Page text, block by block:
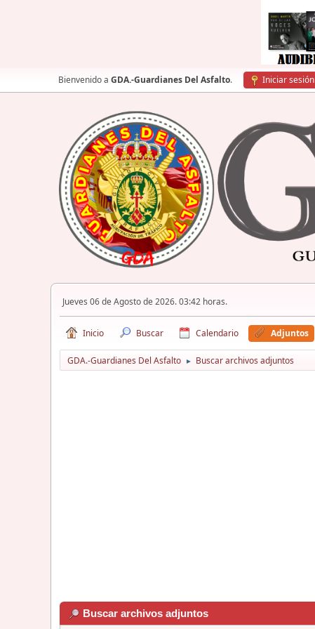
Bienvenido a GDA.-Guardianes Del Asfalto. Iniciar sesión
Jueves 06 de Agosto de 2026. 03:42 horas.
Inicio Buscar Calendario Adjuntos
GDA.-Guardianes Del Asfalto ► Buscar archivos adjuntos
Buscar archivos adjuntos